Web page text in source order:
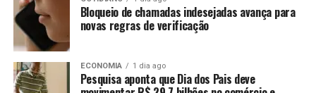
Bloqueio de chamadas indesejadas avança para
novas regras de verificação
ECONOMIA 1 dia ago
Pesquisa aponta que Dia dos Pais deve